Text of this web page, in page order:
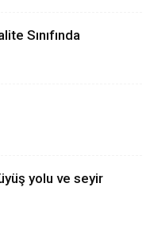
Sınıfında
yolu ve seyir